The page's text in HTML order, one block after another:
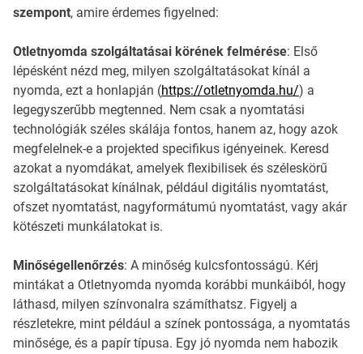
szempont, amire érdemes figyelned:
Otletnyomda szolgáltatásai körének felmérése: Első
lépésként nézd meg, milyen szolgáltatásokat kínál a
nyomda, ezt a honlapján (https://otletnyomda.hu/) a
legegyszerűbb megtenned. Nem csak a nyomtatási
technológiák széles skálája fontos, hanem az, hogy azok
megfelelnek-e a projekted specifikus igényeinek. Keresd
azokat a nyomdákat, amelyek flexibilisek és széleskörű
szolgáltatásokat kínálnak, például digitális nyomtatást,
ofszet nyomtatást, nagyformátumú nyomtatást, vagy akár
kötészeti munkálatokat is.
Minőségellenőrzés: A minőség kulcsfontosságú. Kérj
mintákat a Otletnyomda nyomda korábbi munkáiból, hogy
láthasd, milyen színvonalra számíthatsz. Figyelj a
részletekre, mint például a színek pontossága, a nyomtatás
minősége, és a papír típusa. Egy jó nyomda nem habozik